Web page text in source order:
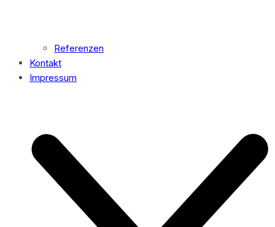
Referenzen
Kontakt
Impressum